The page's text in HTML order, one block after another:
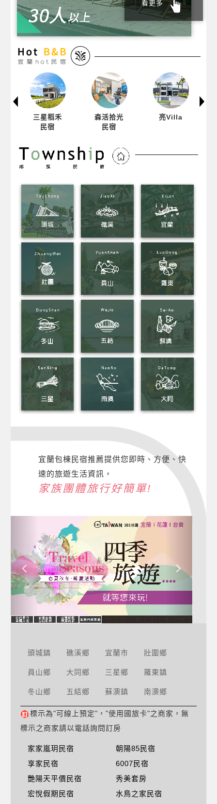
看更多
森活拾光
民宿
亮Villa
自然風
宜蘭包棟民宿推薦提供您即時、方便、快
速的旅遊生活資訊，
家族團體旅行好簡單!
頭城鎮 礁溪鄉 宜蘭市 壯圍鄉
員山鄉 大同鄉 三星鄉 羅東鎮
冬山鄉 五結鄉 蘇澳鎮 南澳鄉
標示為"可線上預定"，"使用國旅卡"之商家，無
標示之商家請以電話詢問訂房
家家嵐玥民宿
朝陽85民宿
享家民宿
6007民宿
艷陽天平價民宿
秀美套房
宏悅假期民宿
水鳥之家民宿